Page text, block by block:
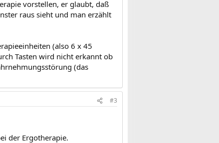
vorstellen, er glaubt, daß
raus sieht und man erzählt
(also 6 x 45
Tasten wird nicht erkannt ob
(das
#3
der Ergotherapie.